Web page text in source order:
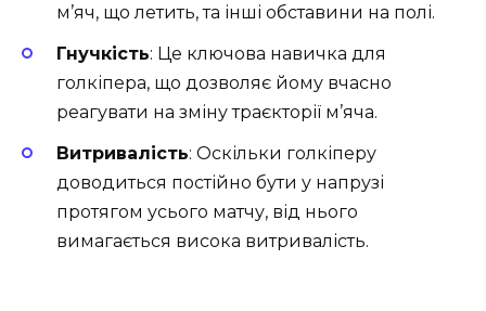
м’яч, що летить, та інші обставини на полі.
Гнучкість: Це ключова навичка для
голкіпера, що дозволяє йому вчасно
реагувати на зміну траєкторії м’яча.
Витривалість: Оскільки голкіперу
доводиться постійно бути у напрузі
протягом усього матчу, від нього
вимагається висока витривалість.